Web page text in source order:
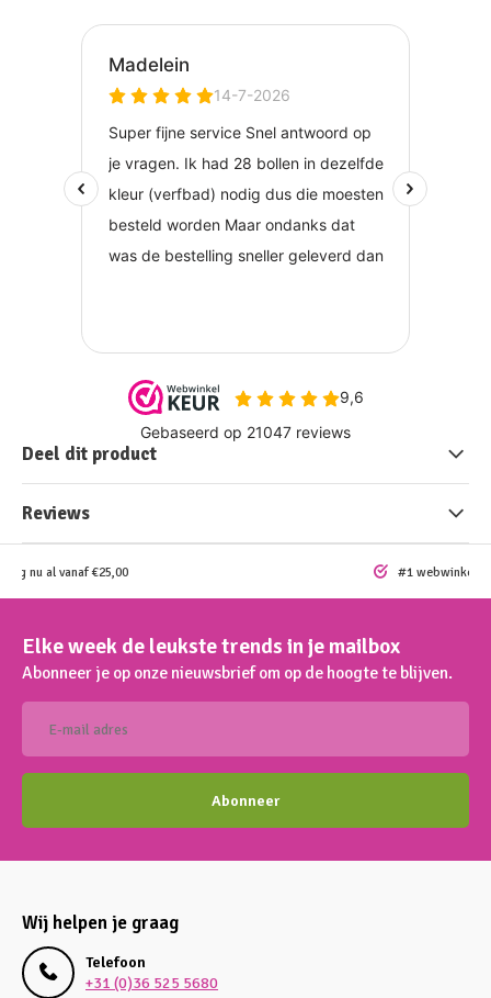
Deel dit product
Reviews
nu al vanaf €25,00 #1 webwinkel
Elke week de leukste trends in je mailbox
Abonneer je op onze nieuwsbrief om op de hoogte te blijven.
Abonneer
Wij helpen je graag
Telefoon
+31 (0)36 525 5680